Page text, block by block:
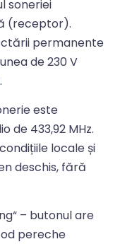
soneriei
(receptor).
permanente
de 230 V
este
de 433,92 MHz.
locale și
deschis, fără
– butonul are
pereche